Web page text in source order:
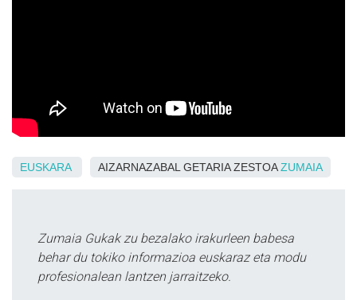
EUSKARA AIZARNAZABAL GETARIA ZESTOAZUMAIA
Zumaia Gukak zu bezalako irakurleen babesa
behar du tokiko informazioa euskaraz eta modu
profesionalean lantzen jarraitzeko.